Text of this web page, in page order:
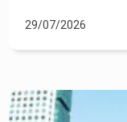
29/07/2026